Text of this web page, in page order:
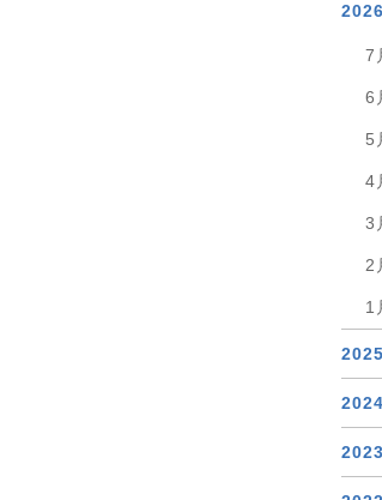
2026
7
6
5
4
3
2
1
2025
2024
2023